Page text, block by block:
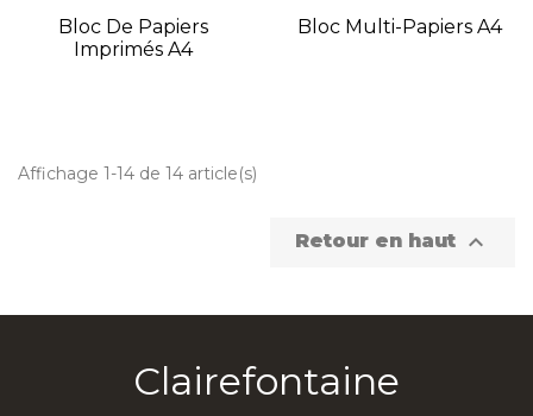
Bloc De Papiers
Imprimés A4
Bloc Multi-Papiers A4
Affichage 1-14 de 14 article(s)
Retour en haut 
Clairefontaine